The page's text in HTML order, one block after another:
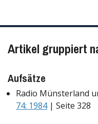
Artikel gruppiert
Aufsätze
Radio Münsterland
74: 1984| Seite 328